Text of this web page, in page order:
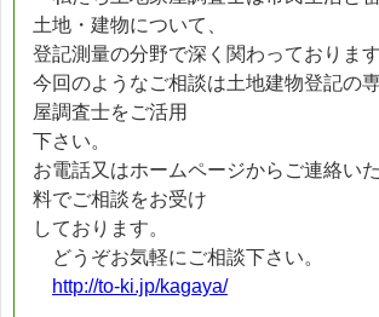
土地・建物について、
登記測量の分野で深く関わっております
今回のようなご相談は土地建物登記の
屋調査士をご活用
下さい。
お電話又はホームページからご連絡い
料でご相談をお受け
しております。
どうぞお気軽にご相談下さい。
http://to-ki.jp/kagaya/